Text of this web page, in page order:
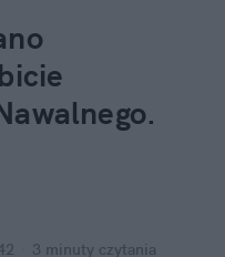
3 minuty czytania